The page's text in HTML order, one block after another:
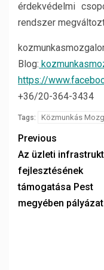
érdekvédelmi
rendszer
Blog:
https://
+36/20-364-3434
Tags: Közmunkás
Previous
Az üzleti
fejlesztésének
támogatása Pest
megyében pályázat